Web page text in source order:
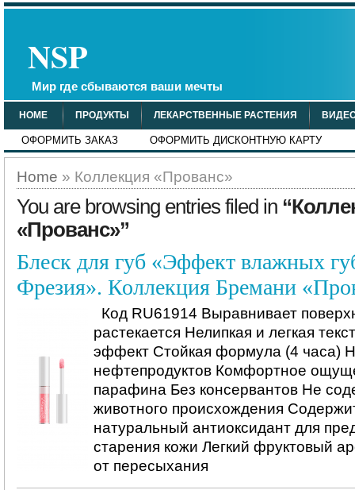
NSP
Мир где сбываются ваши мечты
HOME ПРОДУКТЫ ЛЕКАРСТВЕННЫЕ РАСТЕНИЯ
ОФОРМИТЬ ЗАКАЗ ОФОРМИТЬ ДИСКОНТНУЮ КАРТУ
Home » Коллекция «Прованс»
You are browsing entries filed in
«Прованс»”
Блеск для губ «Эффект влажных
Фрезия». Коллекция Бремани
Код RU61914 Выравнивает
растекается Нелипкая и легкая
эффект Стойкая формула (4 часа)
нефтепродуктов Комфортное
парафина Без консервантов Не
животного происхождения
натуральный антиоксидант для
старения кожи Легкий фруктовый
от пересыхания